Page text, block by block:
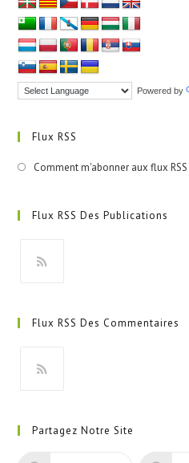
Powered by
Flux RSS
Comment m'abonner aux flux RSS
Flux RSS Des Publications
un
onglet
Flux RSS Des Commentaires
un
nouvel
Partagez Notre Site